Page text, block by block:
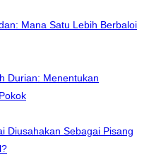
Mana Satu Lebih Berbaloi
Durian: Menentukan
Diusahakan Sebagai Pisang